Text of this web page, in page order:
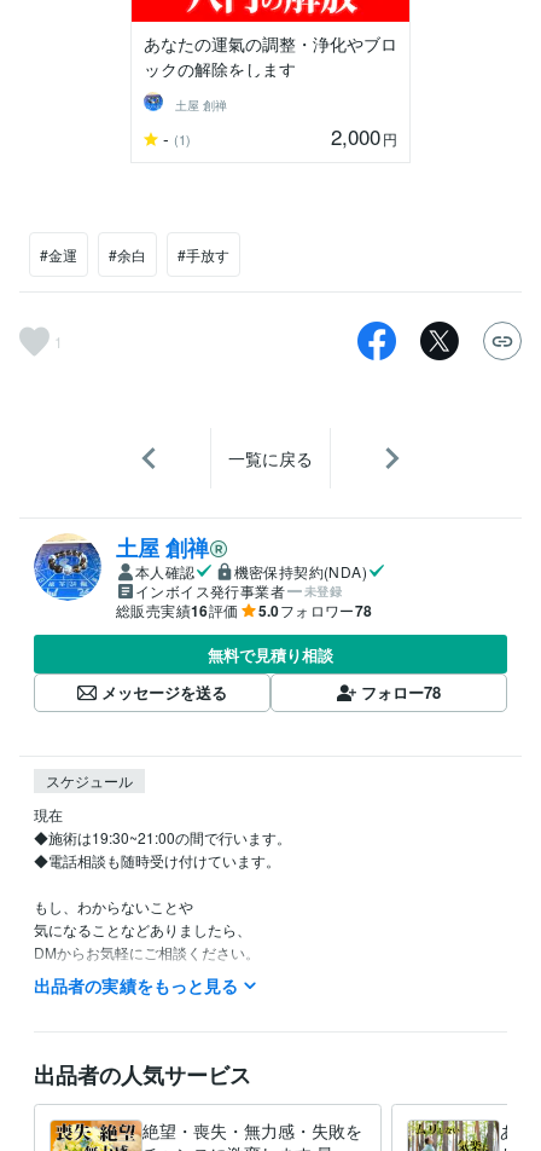
あなたの運氣の調整・浄化やブロ
ックの解除をします
土屋 創禅
- (1) 2,000円
#金運 #余白 #手放す
1
一覧に戻る
土屋 創禅
本人確認
機密保持契約(NDA)
インボイス発行事業者
未登録
総販売実績16評価 5.0フォロワー78
無料で見積り相談
メッセージを送る
フォロー78
スケジュール
現在
◆施術は19:30~21:00の間で行います。
◆電話相談も随時受け付けています。
もし、わからないことや
気になることなどありましたら、
DMからお気軽にご相談ください。
あなたの心と身体に余裕が広がるきっかけを、お届けします。
悩み相談・カウンセリング 気功、瞑想、風水、符咒、宝符
出品者の実績をもっと見る
出品者の人気サービス
絶望・喪失・無力感・失敗を
あな